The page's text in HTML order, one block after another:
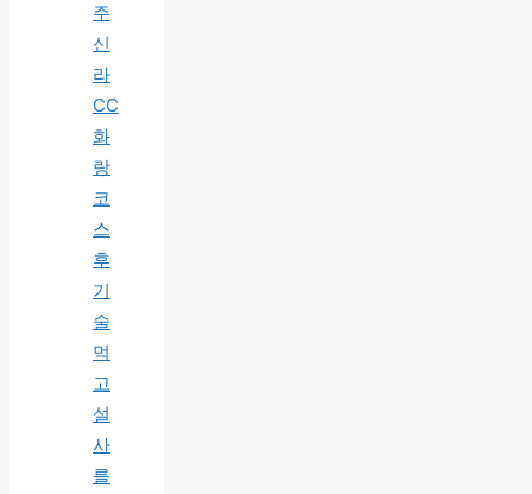
주
신
라
CC
화
랑
코
스
후
기
술
먹
고
설
사
를